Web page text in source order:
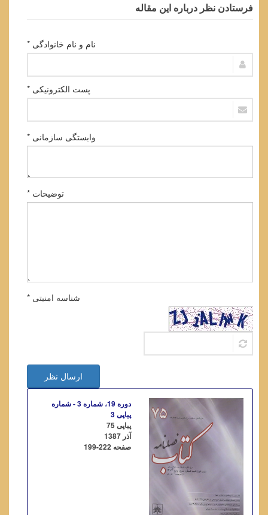
فرستادن نظر درباره این مقاله
نام و نام خانوادگی *
پست الکترونیکی *
وابستگی سازمانی *
توضیحات *
شناسه امنیتی *
ارسال نظر
دوره 19، شماره 3 - شماره
پیاپی 3
پیاپی 75
آذر 1387
صفحه 199-222